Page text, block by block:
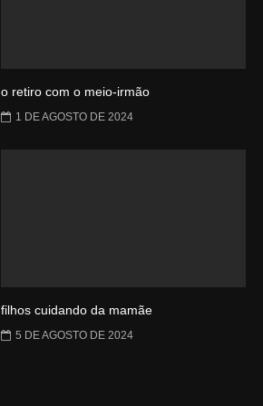
o retiro com o meio-irmão
1 DE AGOSTO DE 2024
filhos cuidando da mamãe
5 DE AGOSTO DE 2024